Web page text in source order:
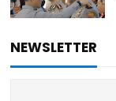
NEWSLETTER